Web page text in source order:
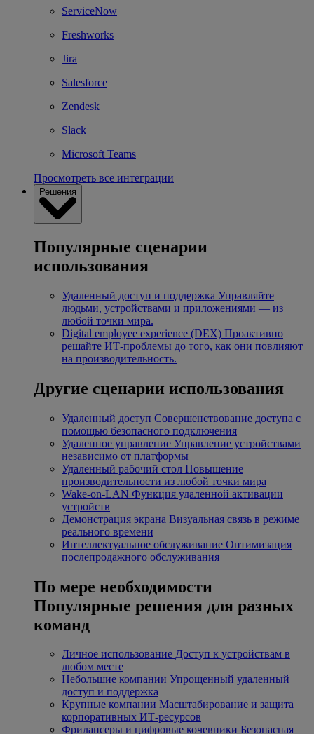
ServiceNow
Freshworks
Jira
Salesforce
Zendesk
Slack
Microsoft Teams
Просмотреть все интеграции
Решения
Популярные сценарии
использования
Удаленный доступ и поддержка Управляйте
людьми, устройствами и приложениями — из
любой точки мира.
Digital employee experience (DEX) Проактивно
решайте ИТ-проблемы до того, как они повлияют
на производительность.
Другие сценарии использования
Удаленный доступ Совершенствование доступа с
помощью безопасного подключения
Удаленное управление Управление устройствами
независимо от платформы
Удаленный рабочий стол Повышение
производительности из любой точки мира
Wake-on-LAN Функция удаленной активации
устройств
Демонстрация экрана Визуальная связь в режиме
реального времени
Интеллектуальное обслуживание Оптимизация
послепродажного обслуживания
По мере необходимости
Популярные решения для разных
команд
Личное использование Доступ к устройствам в
любом месте
Небольшие компании Упрощенный удаленный
доступ и поддержка
Крупные компании Масштабирование и защита
корпоративных ИТ-ресурсов
Фрилансеры и цифровые кочевники Безопасная